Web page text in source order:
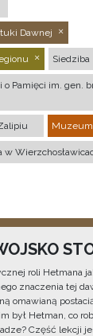
Dawnej
Siedziba
Pamięci im. gen.
Muzeum
roli Hetmana
znaczenia tej
omawianą
był Hetman, co
Część lekcji